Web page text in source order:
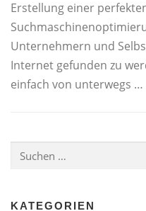
Erstellung einer
Unternehmern und
Internet gefunden zu
einfach von unterwegs …
Suchen
KATEGORIEN